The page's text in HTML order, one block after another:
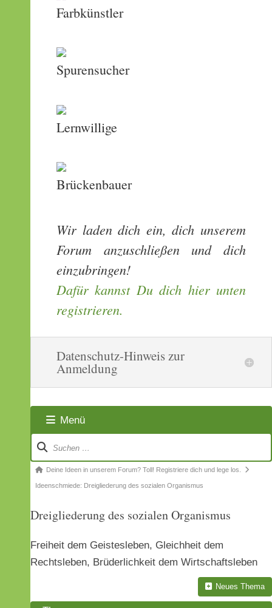
Farbkünstler
Spurensucher
Lernwillige
Brückenbauer
Wir laden dich ein, dich unserem
Forum anzuschließen und dich
einzubringen!
Dafür kannst Du dich hier unten
registrieren.
Datenschutz-Hinweis zur
Anmeldung
Menü
Forum-
Navigation
Forum-
Breadcrumbs
Du
hier:
Deine Ideen in unserem Forum? Toll! Registriere dich und lege los.
Ideenschmiede: Dreigliederung des sozialen Organismus
Dreigliederung des sozialen Organismus
Freiheit dem Geistesleben, Gleichheit dem
Rechtsleben, Brüderlichkeit dem Wirtschaftsleben
Neues Thema